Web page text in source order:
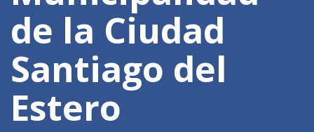
de la Ciudad
Santiago del
Estero